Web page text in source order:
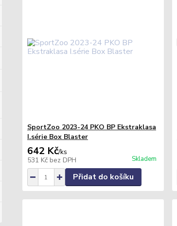
SportZoo 2023-24 PKO BP Ekstraklasa
I.série Box Blaster
642 Kč/ks
531 Kč bez DPH Skladem
Přidat do košíku